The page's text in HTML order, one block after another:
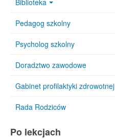
Biblioteka
Pedagog szkolny
Psycholog szkolny
Doradztwo zawodowe
Gabinet profilaktyki zdrowotnej
Rada Rodziców
Po lekcjach